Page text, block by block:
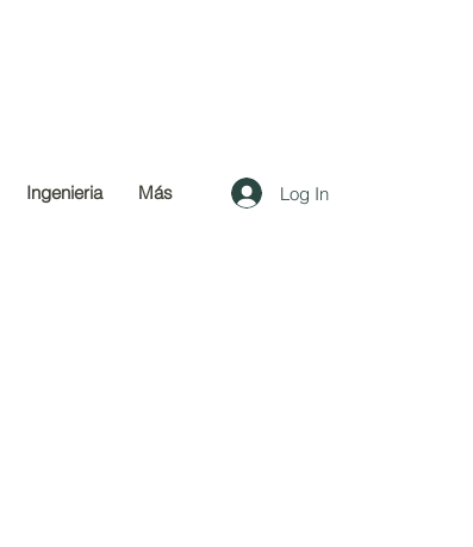
Ingenieria Más Log In